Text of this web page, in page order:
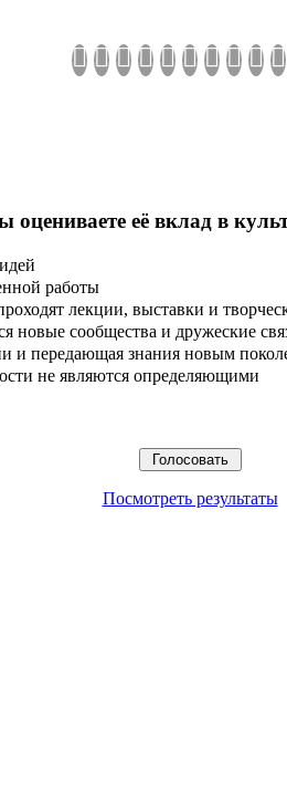
её вклад в
работы
лекции, выставки и
новые сообщества и дружеские
и передающая знания новым
не являются определяющими
Посмотреть результаты